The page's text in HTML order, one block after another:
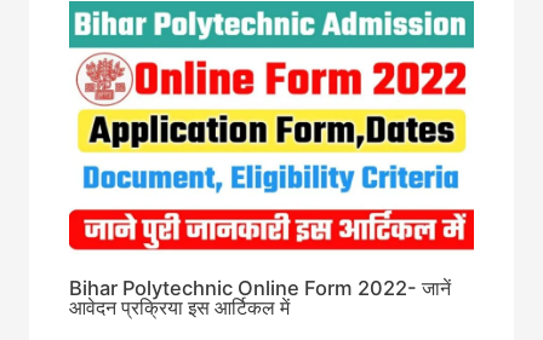
Bihar Polytechnic Online Form 2022- जानें
आवेदन प्रक्रिया इस आर्टिकल में